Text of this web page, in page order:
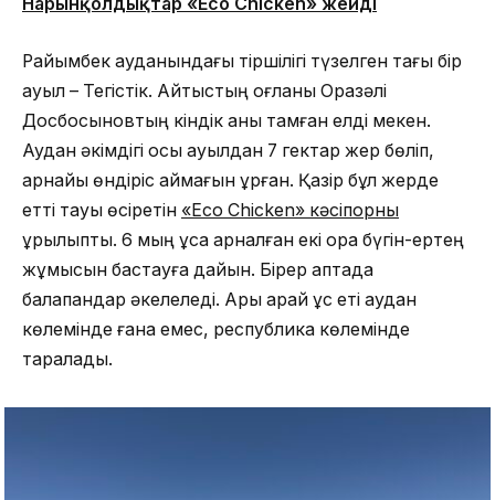
Райымбек ауданындағы тіршілігі түзелген тағы бір
ауыл – Тегістік. Айтыстың оғланы Оразәлі
Досбосыновтың кіндік қаны тамған елді мекен.
Аудан әкімдігі осы ауылдан 7 гектар жер бөліп,
арнайы өндіріс аймағын құрған. Қазір бұл жерде
етті тауық өсіретін «Eco Chicken» кәсіпорны
құрылыпты. 6 мың құсқа арналған екі қора бүгін-ертең
жұмысын бастауға дайын. Бірер аптада
балапандар әкелеледі. Ары қарай құс еті аудан
көлемінде ғана емес, республика көлемінде
таралады.